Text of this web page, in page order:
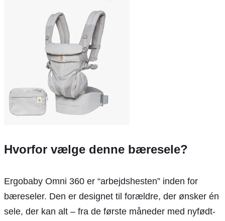
Hvorfor vælge denne bæresele?
Ergobaby Omni 360 er “arbejdshesten” inden for
bæreseler. Den er designet til forældre, der ønsker én
sele, der kan alt – fra de første måneder med nyfødt-